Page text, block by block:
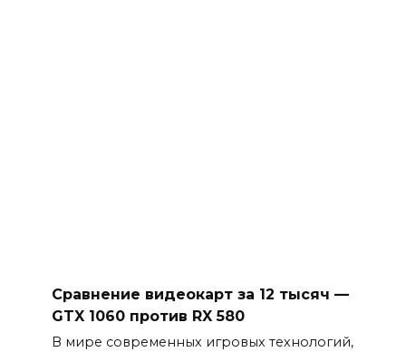
Сравнение видеокарт за 12 тысяч —
GTX 1060 против RX 580
В мире современных игровых технологий,